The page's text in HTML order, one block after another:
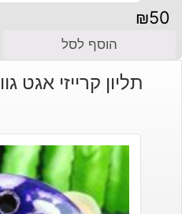
₪50
הוסף לסל
תליון קרייזי אגט